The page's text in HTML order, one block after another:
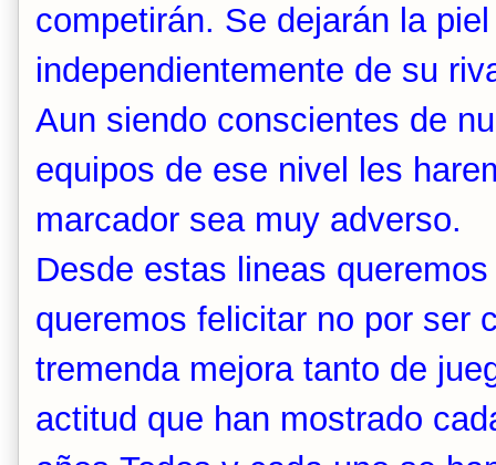
competirán. Se dejarán la
independientemente de su
Aun siendo conscientes de
equipos de ese nivel les
marcador sea muy adverso.
Desde estas lineas
queremos felicitar no por ser
tremenda mejora tanto de
actitud que han mostrado